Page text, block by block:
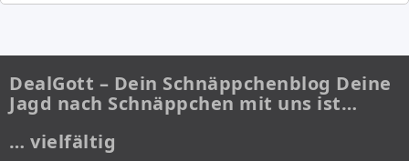
DealGott – Dein Schnäppchenblog Deine
Jagd nach Schnäppchen mit uns ist…
… vielfältig